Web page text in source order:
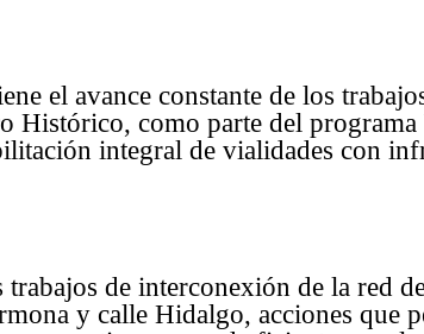
el avance constante de los
Histórico, como parte del
integral de vialidades con
trabajos de interconexión de la red
y calle Hidalgo, acciones que